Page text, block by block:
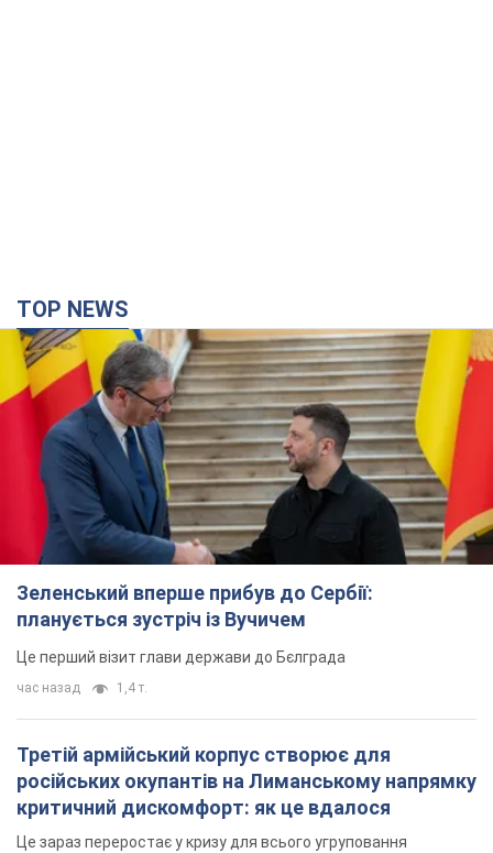
TOP NEWS
Зеленський вперше прибув до Сербії:
планується зустріч із Вучичем
Це перший візит глави держави до Бєлграда
час назад 1,4 т.
Третій армійський корпус створює для
російських окупантів на Лиманському напрямку
критичний дискомфорт: як це вдалося
Це зараз переростає у кризу для всього угруповання